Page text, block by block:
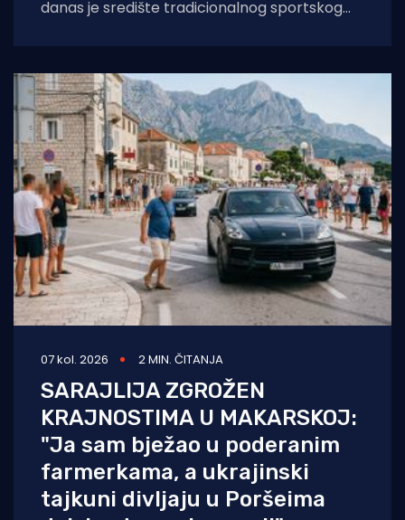
danas je središte tradicionalnog sportskog
07 kol. 2026 2 MIN. ČITANJA
SARAJLIJA ZGROŽEN
KRAJNOSTIMA U MAKARSKOJ:
"Ja sam bježao u poderanim
farmerkama, a ukrajinski
tajkuni divljaju u Poršeima